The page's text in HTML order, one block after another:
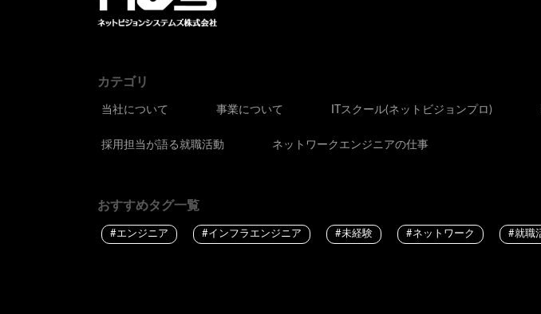
カテゴリ
当社について 事業について ITスクール(ネットビジョンプロ)
採用担当が語る就職活動 ネットワークエンジニアの仕事
おすすめタグ一覧
#エンジニア #インフラエンジニア #未経験 #ネットワーク #就職